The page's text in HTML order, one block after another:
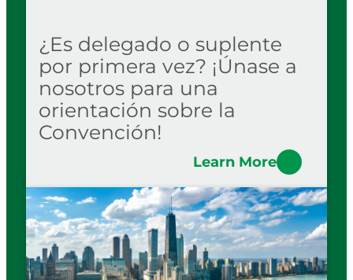
¿Es delegado o suplente
por primera vez? ¡Únase a
nosotros para una
orientación sobre la
Convención!
Learn More